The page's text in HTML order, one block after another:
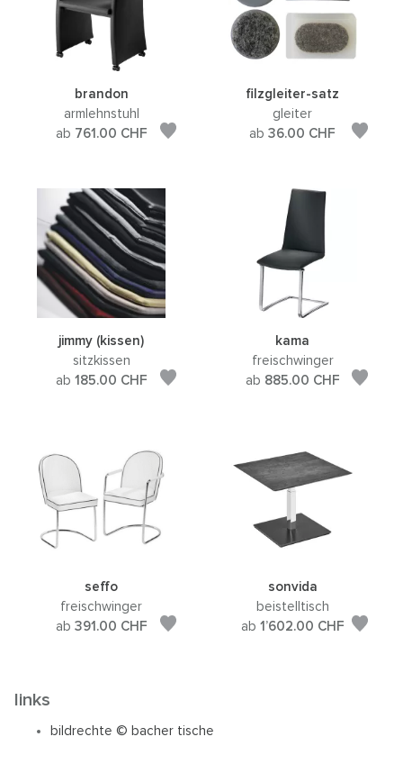
brandon
armlehnstuhl
ab 761.00 CHF
filzgleiter-satz
gleiter
ab36.00 CHF
jimmy (kissen)
sitzkissen
ab 185.00 CHF
kama
freischwinger
ab 885.00 CHF
seffo
freischwinger
ab 391.00 CHF
sonvida
beistelltisch
ab 1’602.00 CHF
links
bildrechte © bacher tische